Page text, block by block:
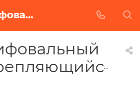
Лист шлифовальный самозакрепляющийся KP11E в Белгороде | Купить по недорогой цене от Абразивного Завода